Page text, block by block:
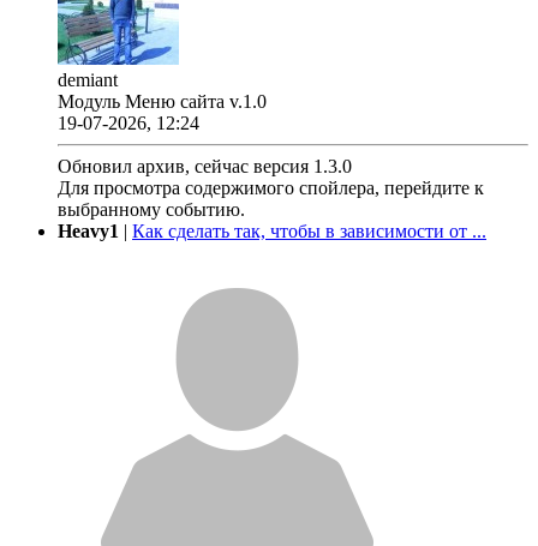
demiant
Модуль Меню сайта v.1.0
19-07-2026, 12:24
Обновил архив, сейчас версия 1.3.0
Для просмотра содержимого спойлера, перейдите к
выбранному событию.
Heavy1 | Как сделать так, чтобы в зависимости от ...